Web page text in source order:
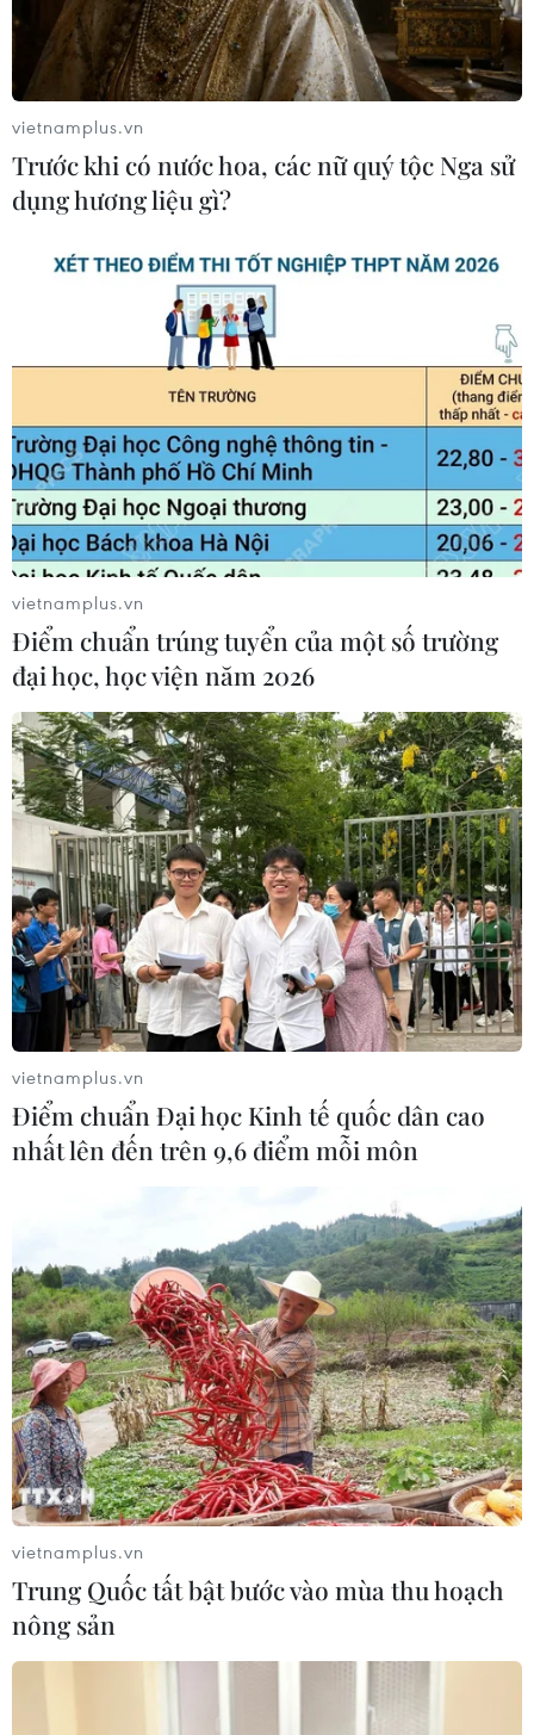
Trung Quốc phóng thành công tàu vũ trụ
chở hàng không người lái
Lúc 1h56 sáng ngày 10/5, tên lửa Trường Chinh-7 Y5
mang theo tàu vũ trụ Thiên Châu-4 đã được phóng từ
Bãi phóng tàu vũ trụ Văn Xương ở bờ biển phía Nam
tỉnh Hải Nam, Trung Quốc.
Trung Quốc đưa ba nhà du hành lên hoàn
thành xây trạm Thiên Cung
05/06/2022 04:31
Tên lửa Trường Chinh-2F mang theo tàu Thần Châu-14,
cùng ba phi hành gia, được phóng từ Trung tâm Phóng
vệ tinh Tửu Tuyền (Trung Quốc) lúc 10h44 ngày 5/6 theo
giờ địa phương.
Lĩnh vực hàng không vũ trụ ngày càng thu
hút đầu tư tại Trung Quốc
Quốc vừa gọi vốn được tổng cộng 1,59 tỷ nhân dân tệ
vietnamplus.vn
Trước khi có nước hoa, các nữ quý tộc Nga sử
dụng hương liệu gì?
vietnamplus.vn
Điểm chuẩn trúng tuyển của một số trường
đại học, học viện năm 2026
vietnamplus.vn
Điểm chuẩn Đại học Kinh tế quốc dân cao
nhất lên đến trên 9,6 điểm mỗi môn
vietnamplus.vn
Trung Quốc tất bật bước vào mùa thu hoạch
nông sản